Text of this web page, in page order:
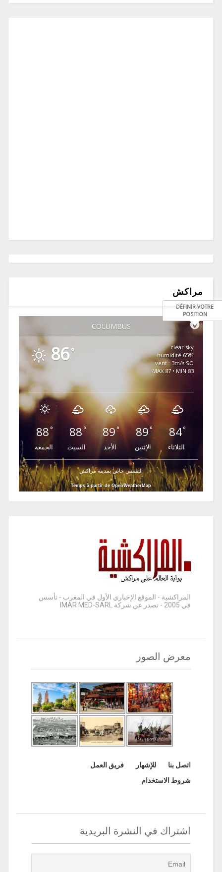
مراكش
COLUMBUS
DÉFINIR VOTRE
POSITION
86 °
clear sky
65% humidité
vent : 3m/s SO
MAX 87 • MIN 83
88°
الجمعة
88°
السبت
89°
الأحد
89°
الإثنين
84°
الثلاثاء
الطقس خاص بمدينة مراكش
Temps à partir de OpenWeatherMap
المراكشية - الموقع الإخباري الأول في المغرب - تأسس
في 2005 - تصدر عن شركة IMAR MED-SARL
معرض الصور
اتصل بنا للإشهار
فريق العمل
شروط الاستخدام
اشتراك في النشرة البريدية